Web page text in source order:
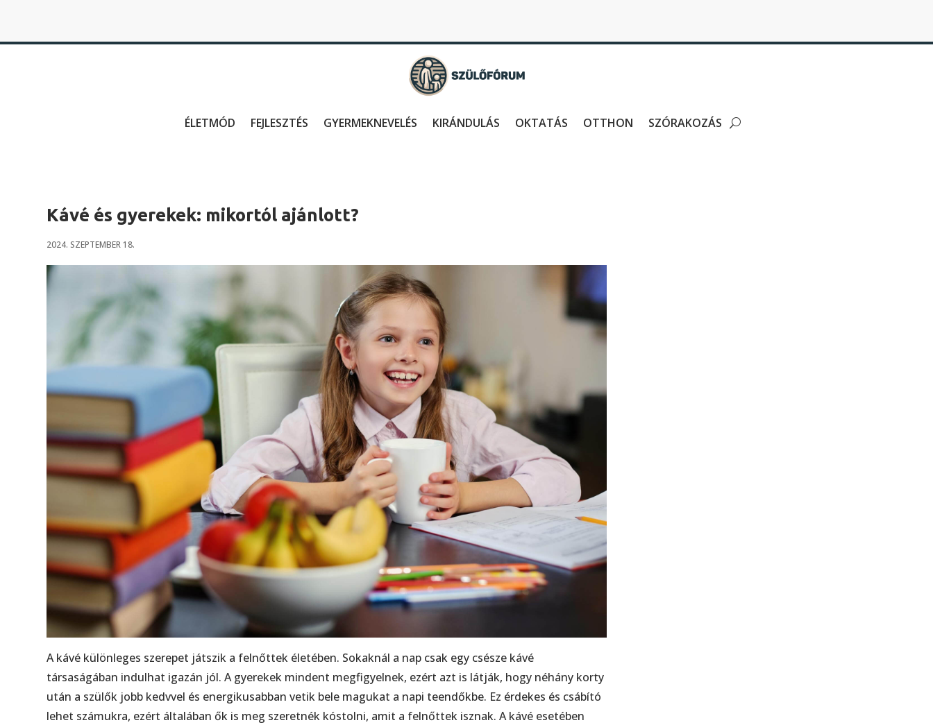
ÉLETMÓD FEJLESZTÉS GYERMEKNEVELÉS KIRÁNDULÁS OKTATÁS OTTHON SZÓRAKOZÁS
Kávé és gyerekek: mikortól ajánlott?
2024. SZEPTEMBER 18.
A kávé különleges szerepet játszik a felnőttek életében. Sokaknál a nap csak egy csésze kávé
társaságában indulhat igazán jól. A gyerekek mindent megfigyelnek, ezért azt is látják, hogy néhány korty
után a szülők jobb kedvvel és energikusabban vetik bele magukat a napi teendőkbe. Ez érdekes és csábító
lehet számukra, ezért általában ők is meg szeretnék kóstolni, amit a felnőttek isznak. A kávé esetében